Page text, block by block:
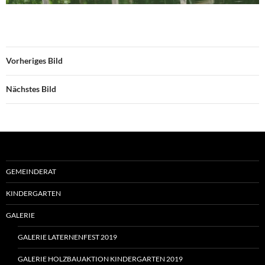
Vorheriges Bild
Nächstes Bild
GEMEINDERAT
KINDERGARTEN
GALERIE
GALERIE LATERNENFEST 2019
GALERIE HOLZBAUAKTION KINDERGARTEN 2019